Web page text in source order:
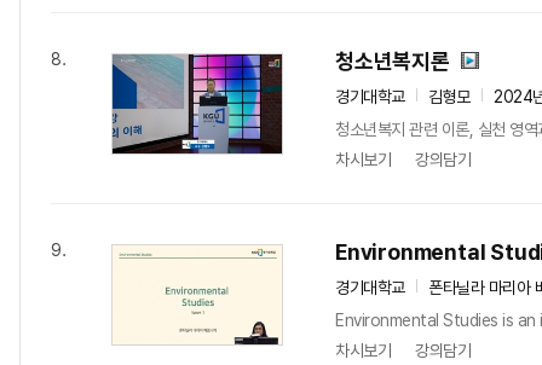
8. 청소년복지론
경기대학교 김형모
2024
청소년복지 관련 이론, 실천 영
차시보기
강의담기
9. Environmental
경기대학교
폰타닐라 마리아
Environmental Studies is
차시보기
강의담기